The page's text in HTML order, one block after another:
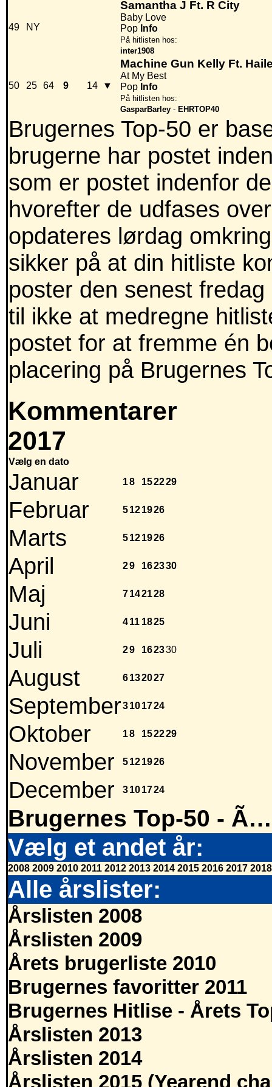
49 NY
Samantha J Ft. R City
Baby Love
Pop Info
På hitlisten hos:
inter1908
50 25 64 9 14 ▼
Machine Gun Kelly Ft.
At My Best
Pop Info
På hitlisten hos:
GasparBarley - EHRTOP40
Brugernes Top-50 er
brugerne har postet
som er postet indenfor
hvorefter de udfases
opdateres lørdag
sikker på at din hitliste
poster den senest
til ikke at medregne
postet for at fremme én
placering på Brugernes
Kommentarer
2017
Vælg en dato
Januar 18 152229
Februar 5121926
Marts 5121926
April 29 162330
Maj 7142128
Juni 411 1825
Juli 29 162330
August 6132027
September3101724
Oktober 18 152229
November 5121926
December 3101724
Brugernes Top-50 -
Vælg et andet år:
2008 2009 2010 2011 2012 2013 2014 2015 2016 2017 2018
Alle årslister:
Årslisten 2008
Årslisten 2009
Årets brugerliste 2010
Brugernes favoritter 2011
Brugernes Hitlise - Årets
Årslisten 2013
Årslisten 2014
Årslisten 2015 (Yearend